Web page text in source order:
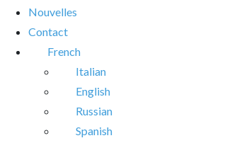
Nouvelles
Contact
French
Italian
English
Russian
Spanish